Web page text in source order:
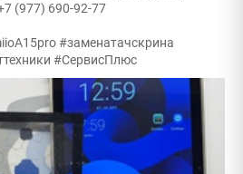
(977) 690-92-77
#заменатачскрина
#СервисПлюс